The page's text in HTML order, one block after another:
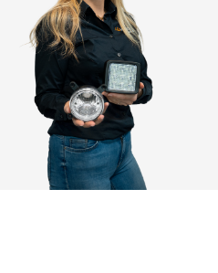
van 3 kleuren
ook